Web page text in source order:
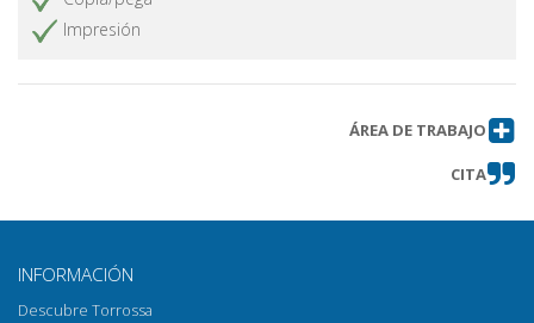
qualche considerazione lessicale
Obtener artículo
Indirizzi e recapiti degli autori Obtener artículo
Impresión
ÁREA DE TRABAJO
CITA
INFORMACIÓN
Descubre Torrossa